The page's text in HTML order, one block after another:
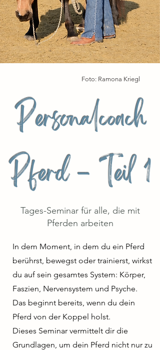
Foto: Ramona Kriegl
Personalcoach
Pferd - Teil 1
Tages-Seminar für alle, die mit
Pferden arbeiten
In dem Moment, in dem du ein Pferd
berührst, bewegst oder trainierst, wirkst
du auf sein gesamtes System: Körper,
Faszien, Nervensystem und Psyche.
Das beginnt bereits, wenn du dein
Pferd von der Koppel holst.
Dieses Seminar vermittelt dir die
Grundlagen, um dein Pferd nicht nur zu